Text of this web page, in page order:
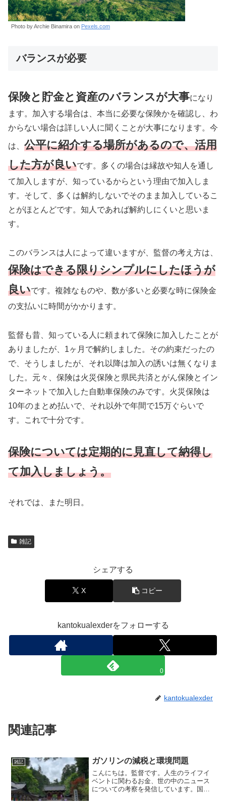
Photo by Archie Binamira on Pexels.com
バランスが必要
保険と貯金と資産のバランスが大事になり
ます。加入する場合は、本当に必要な保険かを確認し、わ
からない場合は詳しい人に聞くことが大事になります。今
は、 公平に紹介する場所があるので、活用
した方が良いです。多くの場合は縁故や知人を通し
て加入しますが、知っているからという理由で加入しま
す。そして、多くは解約しないでそのまま加入しているこ
とがほとんどです。知人であれば解約しにくいと思いま
す。
このバランスは人によって違いますが、監督の考え方は、
保険はできる限りシンプルにしたほうが
良いです。複雑なものや、数が多いと必要な時に保険金
の支払いに時間がかかります。
監督も昔、知っている人に頼まれて保険に加入したことが
ありましたが、1ヶ月で解約しました。その約束だったの
で、そうしましたが、それ以降は加入の誘いは無くなりま
した。元々、保険は火災保険と県民共済とがん保険とイン
ターネットで加入した自動車保険のみです。火災保険は
10年のまとめ払いで、それ以外で年間で15万ぐらいで
す。これで十分です。
保険については定期的に見直して納得し
て加入しましょう。
それでは、また明日。
雑記
シェアする
X コピー
kantokualexderをフォローする
0
kantokualexder
関連記事
雑記 ガソリンの減税と環境問題
こんにちは。監督です。人生のライフイ
ベントに関わるお金、世の中のニュース
についての考察を発信しています。国家